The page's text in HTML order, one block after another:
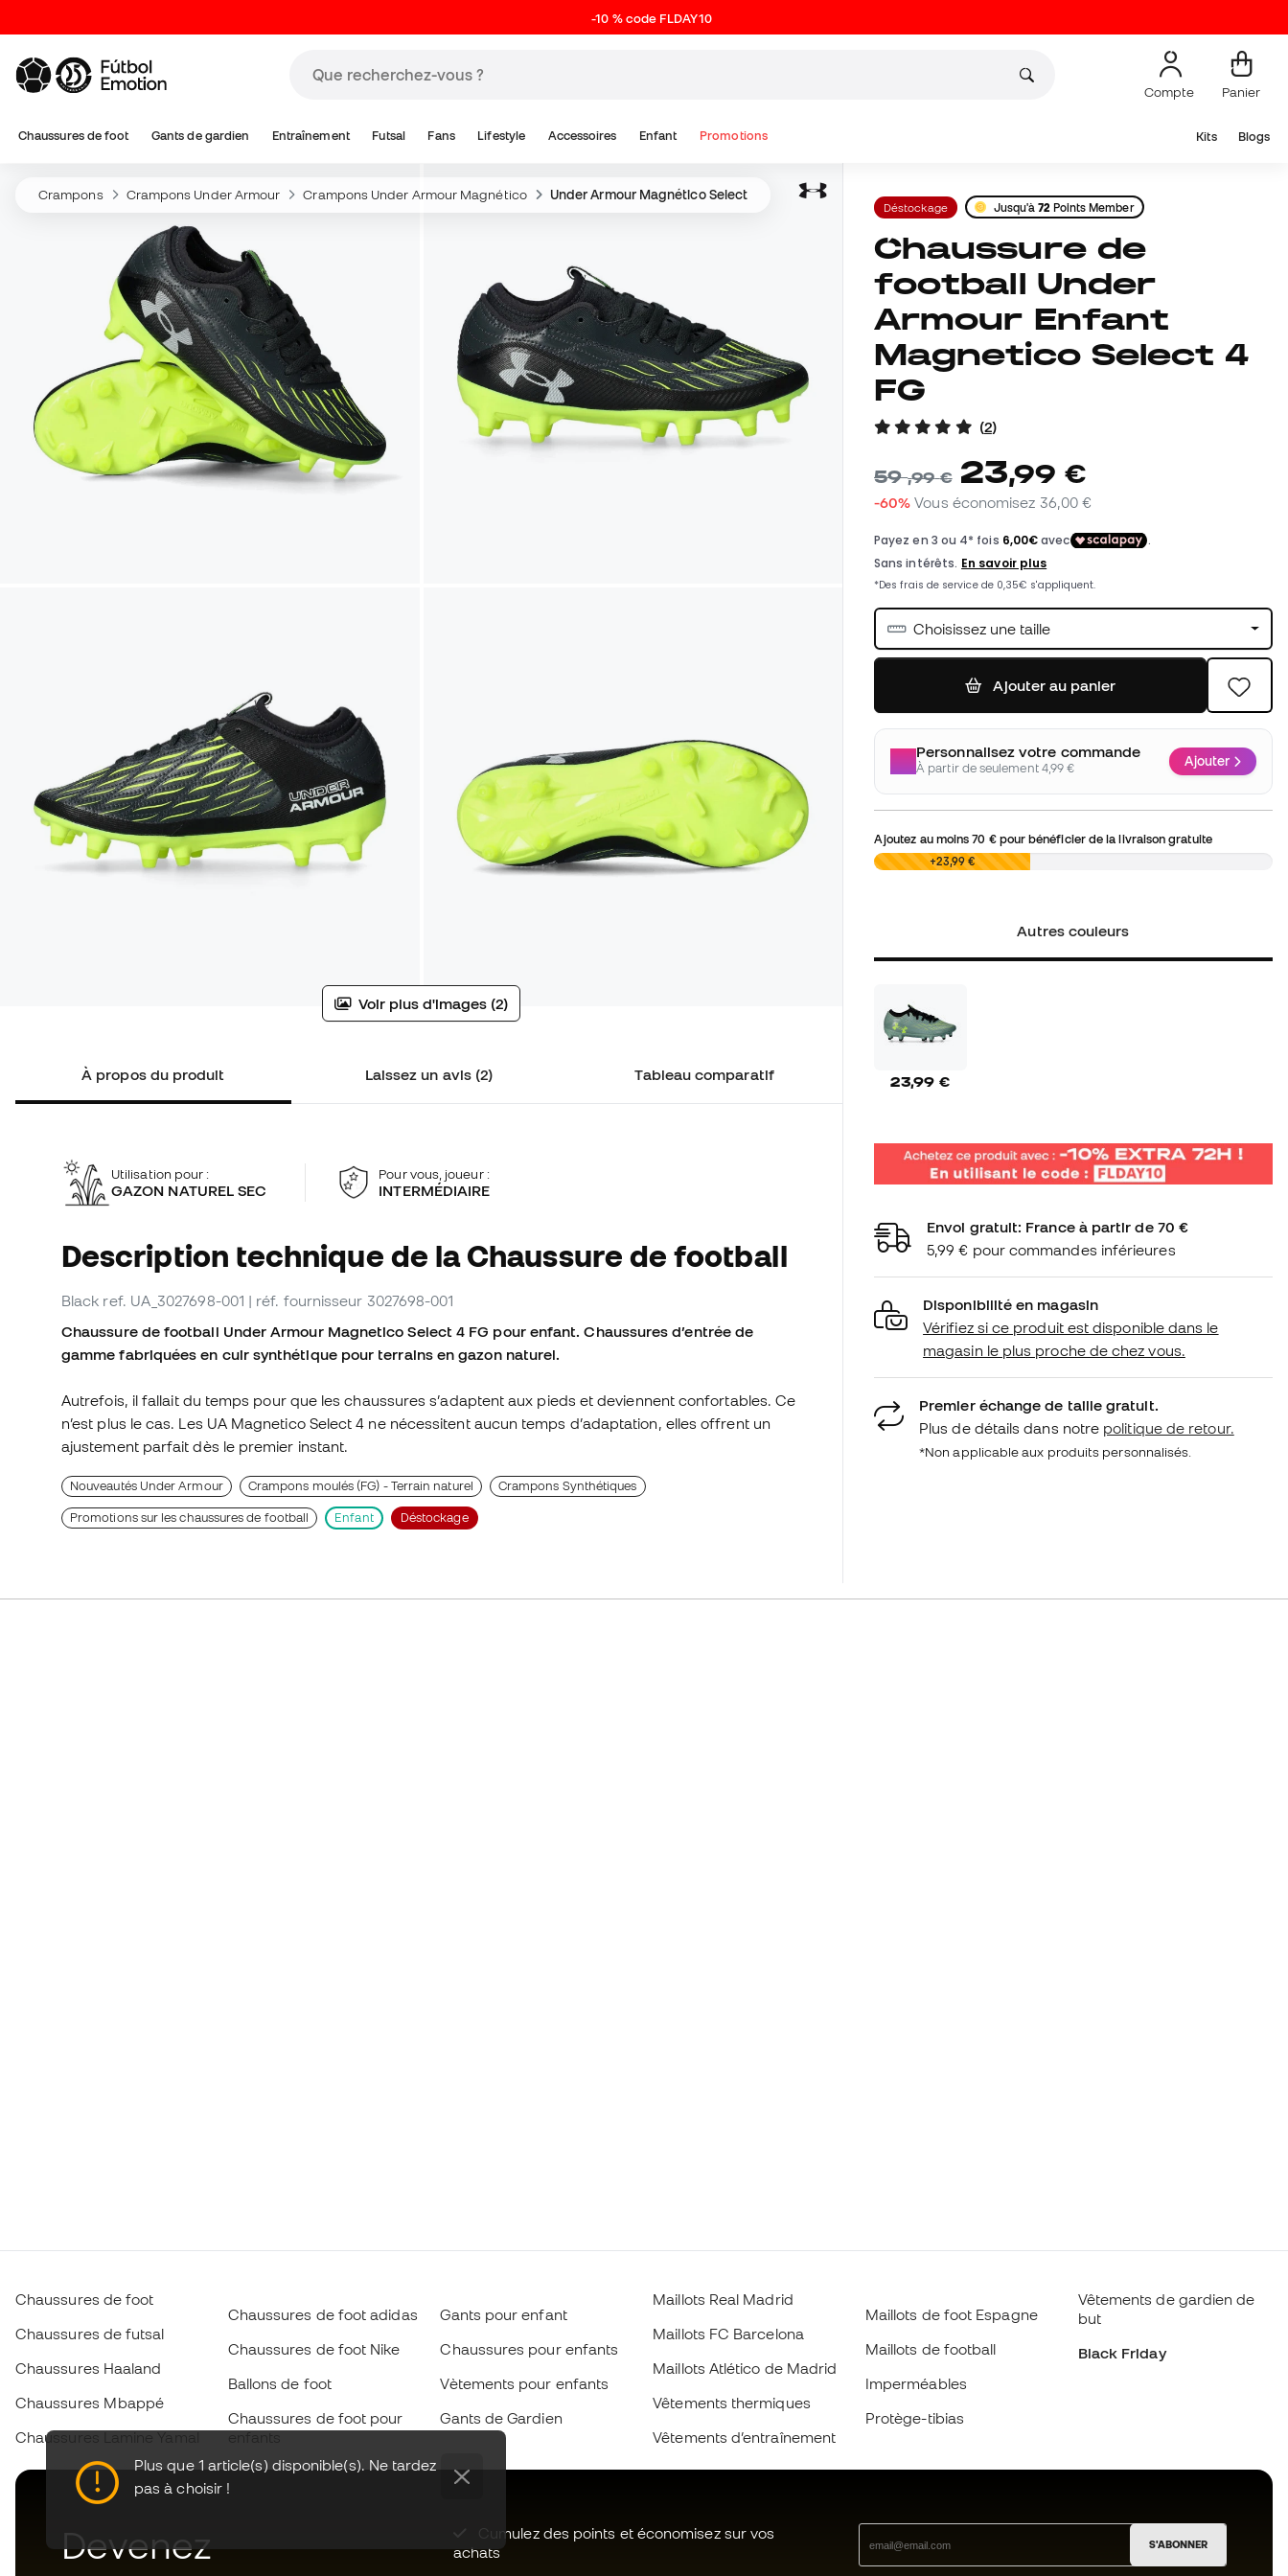
-10 % code FLDAY10
Compte Panier
Chaussures de foot Gants de gardien Entraînement Futsal Fans Lifestyle Accessoires Enfant Promotions Kits Blogs
Crampons Crampons Under Armour Crampons Under Armour Magnético Under Armour Magnético Select
Voir plus d'images (2)
À propos du produit Laissez un avis (2) Tableau comparatif
Utilisation pour :
GAZON NATUREL SEC
Pour vous, joueur :
INTERMÉDIAIRE
Description technique de la Chaussure de football
Black ref. UA_3027698-001 | réf. fournisseur 3027698-001
Chaussure de football Under Armour Magnetico Select 4 FG pour enfant. Chaussures d’entrée de
gamme fabriquées en cuir synthétique pour terrains en gazon naturel.
Autrefois, il fallait du temps pour que les chaussures s’adaptent aux pieds et deviennent confortables. Ce
n’est plus le cas. Les UA Magnetico Select 4 ne nécessitent aucun temps d’adaptation, elles offrent un
ajustement parfait dès le premier instant.
Nouveautés Under Armour Crampons moulés (FG) - Terrain naturel Crampons Synthétiques
Promotions sur les chaussures de football Enfant Déstockage
Déstockage Jusqu'à72 Points Member
Chaussure de
football Under
Armour Enfant
Magnetico Select 4
FG
(2)
59,99 € 23,99 €
-60% Vous économisez 36,00 €
Choisissez une taille
Ajouter au panier
Personnalisez votre commande
À partir de seulement 4,99 € Ajouter
Ajoutez au moins70 €pour bénéficier de la livraison gratuite
0,00 € +23,99 €
Autres couleurs
23,99 €
Envoi gratuit: France à partir de 70 €
5,99 € pour commandes inférieures
Disponibilité en magasin
Vérifiez si ce produit est disponible dans le
magasin le plus proche de chez vous.
Premier échange de taille gratuit.
Plus de détails dans notre politique de retour.
*Non applicable aux produits personnalisés.
Plus que 1 article(s) disponible(s). Ne tardez
pas à choisir !
Chaussures de foot
Chaussures de futsal
Chaussures Haaland
Chaussures Mbappé
Chaussures Lamine Yamal
Chaussures de foot adidas
Chaussures de foot Nike
Ballons de foot
Chaussures de foot pour
Gants pour enfant
Chaussures pour enfants
Vètements pour enfants
Gants de Gardien
Maillots Real Madrid
Maillots FC Barcelona
Maillots Atlético de Madrid
Vêtements thermiques
Vêtements d’entraînement
Maillots de foot Espagne
Maillots de football
Imperméables
Protège-tibias
Vêtements de gardien de
but
Black Friday
Devenez
Cumulez des points et économisez sur vos
achats
S'ABONNER